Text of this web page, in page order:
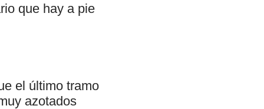
que hay a pie
el último tramo
azotados